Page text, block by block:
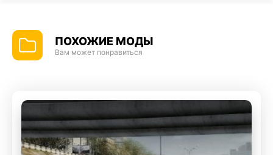
ПОХОЖИЕ МОДЫ
Вам может понравиться